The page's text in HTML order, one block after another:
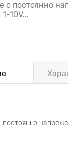
с постоянно
10V...
постоянно